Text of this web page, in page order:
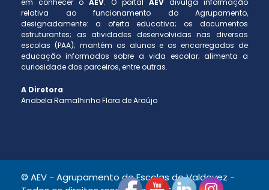
em conhecer o AEV. O portal AEV divulga informação
relativa ao funcionamento do Agrupamento,
designadamente: a oferta educativa; os documentos
estruturantes; as atividades desenvolvidas nas diversas
escolas (PAA); mantém os alunos e os encarregados de
educação informados sobre a vida escolar; alimenta a
curiosidade dos parceiros, entre outras.
A Diretora
Anabela Ramalhinho Flora de Araújo
© AEV - Agrupamento de Escolas de Valdevez -